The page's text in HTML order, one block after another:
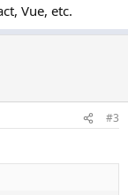
Vue, etc.
#3